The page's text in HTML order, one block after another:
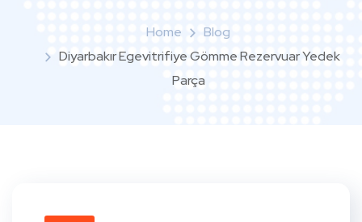
Home
Blog
Diyarbakır Egevitrifiye Gömme Rezervuar Yedek
Parça